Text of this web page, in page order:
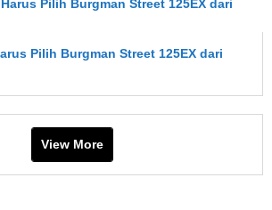
Pilih Burgman Street 125EX dari
View More